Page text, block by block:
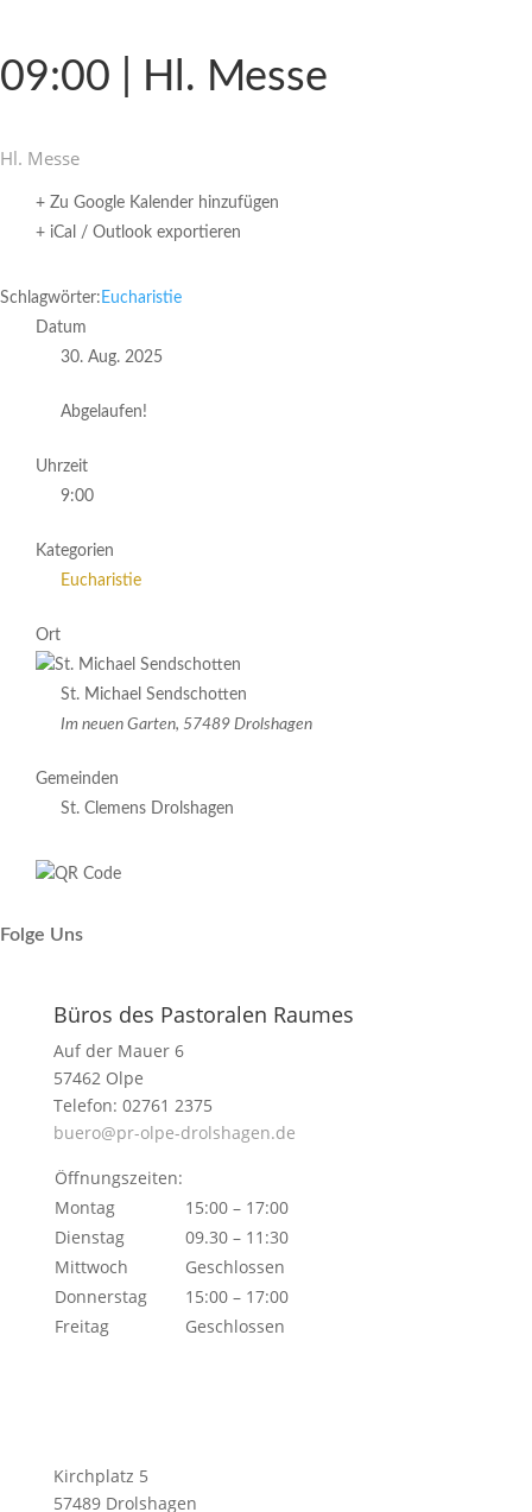
09:00 | Hl. Messe
Hl. Messe
+ Zu Google Kalender hinzufügen
+ iCal / Outlook exportieren
Schlagwörter: Eucharistie
Datum
30. Aug. 2025
Abgelaufen!
Uhrzeit
9:00
Kategorien
Eucharistie
Ort
St. Michael Sendschotten
Im neuen Garten, 57489 Drolshagen
Gemeinden
St. Clemens Drolshagen
Folge Uns
Büros des Pastoralen Raumes
Auf der Mauer 6
57462 Olpe
Telefon: 02761 2375
buero@pr-olpe-drolshagen.de
Öffnungszeiten:
Montag
15:00 – 17:00
Dienstag
09.30 – 11:30
Mittwoch
Geschlossen
Donnerstag
15:00 – 17:00
Freitag
Geschlossen
Kirchplatz 5
57489 Drolshagen